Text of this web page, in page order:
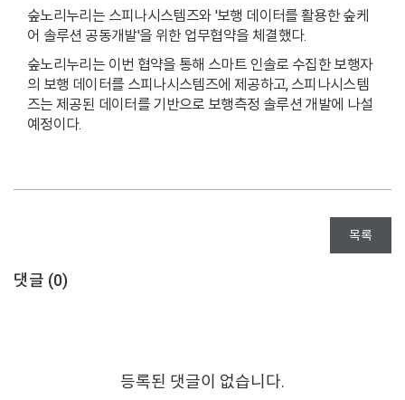
숲노리누리는 스피나시스템즈와 '보행 데이터를 활용한 숲케
어 솔루션 공동개발'을 위한 업무협약을 체결했다.
숲노리누리는 이번 협약을 통해 스마트 인솔로 수집한 보행자
의 보행 데이터를 스피나시스템즈에 제공하고, 스피나시스템
즈는 제공된 데이터를 기반으로 보행측정 솔루션 개발에 나설
예정이다.
목록
댓글 (0)
등록된 댓글이 없습니다.